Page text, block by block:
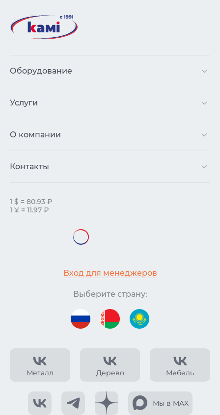
Металл Дерево Мебель
Мы в MAX
Оборудование
Услуги
О компании
Контакты
1 $ = 80.93 ₽
1 ¥ = 11.97 ₽
Вход для менеджеров
Выберите страну: